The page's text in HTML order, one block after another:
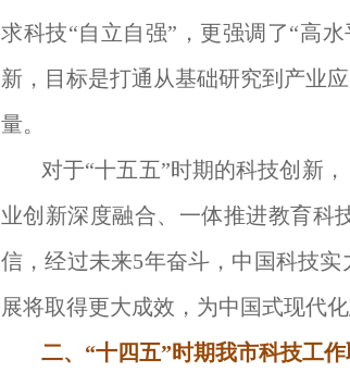
求科技“自立自强”，更强调了“高
新，目标是打通从基础研究到产业
量。
对于“十五五”时期的科技创新
业创新深度融合、一体推进教育科
信，经过未来5年奋斗，中国科技
展将取得更大成效，为中国式现代
二、 “十四五”时期我市科技工